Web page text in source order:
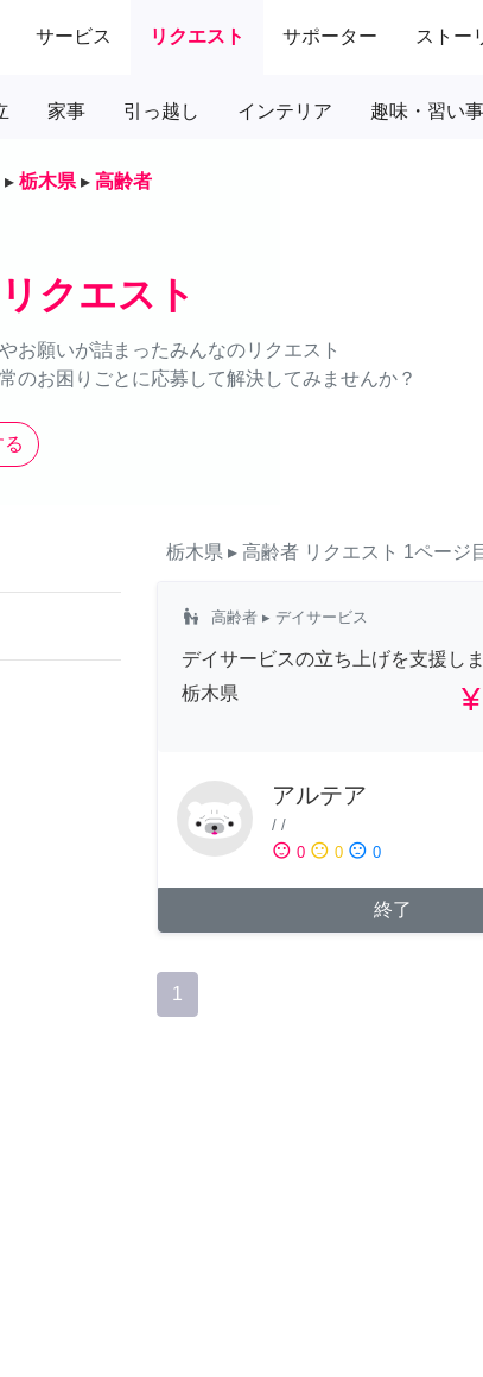
サービス リクエスト サポーター ストー
家事 引っ越し インテリア 趣味・習い事
▸ 栃木県 ▸ 高齢者
クエスト
お願いが詰まったみんなのリクエスト
のお困りごとに応募して解決してみませんか？
栃木県 ▸ 高齢者 リクエスト 1ページ
escalator_warning 高齢者 ▸ デイサービス
デイサービスの立ち上げを支援しま
栃木県
アルテア
/ /
sentiment_satisfied 0 sentiment_neutral 0 sentiment_dissatisfied 0
終了
1